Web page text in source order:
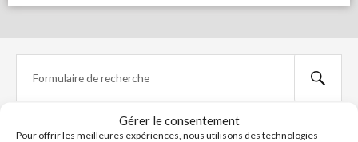
Gérer le consentement
Pour offrir les meilleures expériences, nous utilisons des technologies